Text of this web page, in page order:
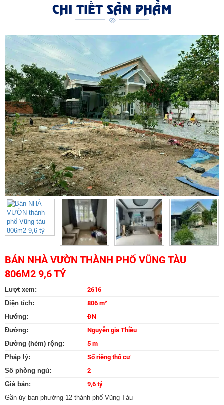
CHI TIẾT SẢN PHẨM
BÁN NHÀ VƯỜN THÀNH PHỐ VŨNG TÀU
806M2 9,6 TỶ
Lượt xem:
2616
Diện tích:
806 m²
Hướng:
ĐN
Đường:
Nguyễn gia Thiều
Đường (hẻm) rộng:
5 m
Pháp lý:
Sổ riêng thổ cư
Số phòng ngủ:
2
Giá bán:
9,6 tỷ
Gần ủy ban phường 12 thành phố Vũng Tàu